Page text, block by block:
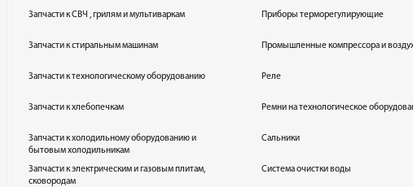
Запчасти к СВЧ , грилям и мультиваркам
Запчасти к стиральным машинам
Запчасти к технологическому оборудованию
Запчасти к хлебопечкам
Запчасти к холодильному оборудованию и
бытовым холодильникам
Запчасти к электрическим и газовым плитам,
сковородам
Приборы терморегулирующие
Промышленные компрессора и
Реле
Ремни на технологическое
Сальники
Система очистки воды